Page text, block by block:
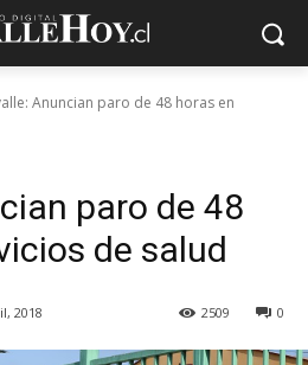
Anuncian paro de 48 horas en
paro de 48
de salud
2018 0
2509